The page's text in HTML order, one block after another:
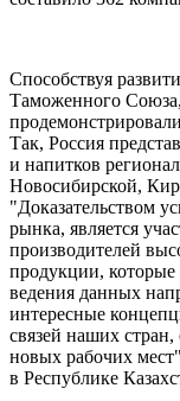
Способствуя
Таможенного
Так, Россия
и напитков
Новосибирской,
"Доказательством
рынка, является
производителей
продукции, которые
ведения данных
интересные
связей наших
новых рабочих
в Республике